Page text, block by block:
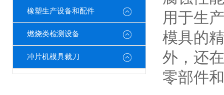
橡塑生产设备和配件
燃烧类检测设备
冲片机模具裁刀
用于生
模具的
外，还
零部件